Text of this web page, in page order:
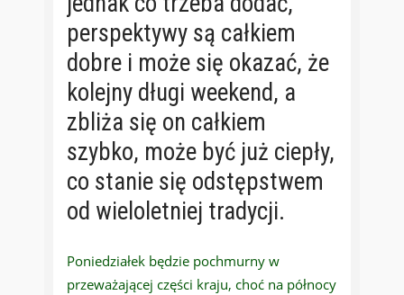
perspektywy są całkiem
dobre i może się okazać, że
kolejny długi weekend, a
zbliża się on całkiem
szybko, może być już ciepły,
co stanie się odstępstwem
od wieloletniej tradycji.
Poniedziałek będzie pochmurny w
przeważającej części kraju, choć na północy